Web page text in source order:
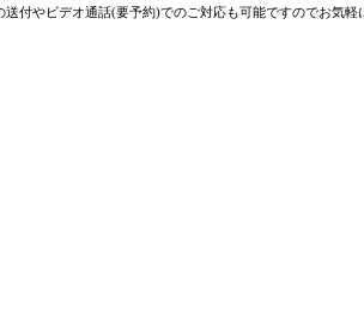
付やビデオ通話(要予約)でのご対応も可能ですのでお気軽